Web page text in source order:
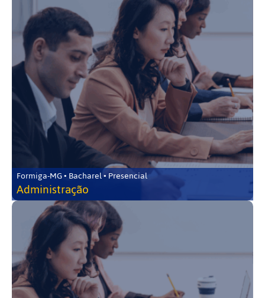
Formiga-MG • Bacharel • Presencial
Administração